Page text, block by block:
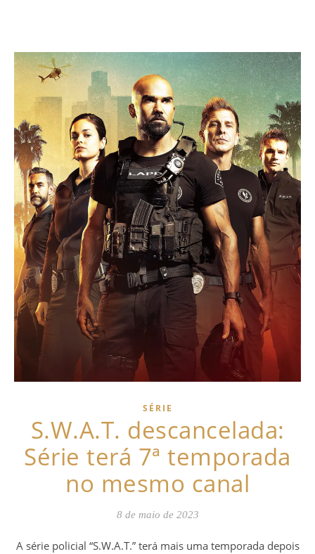
SÉRIE
S.W.A.T. descancelada:
Série terá 7ª temporada
no mesmo canal
8 de maio de 2023
A série policial “S.W.A.T.” terá mais uma temporada depois